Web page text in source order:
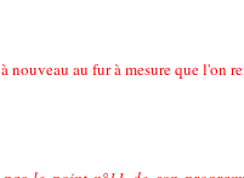
au fur à mesure que l'on